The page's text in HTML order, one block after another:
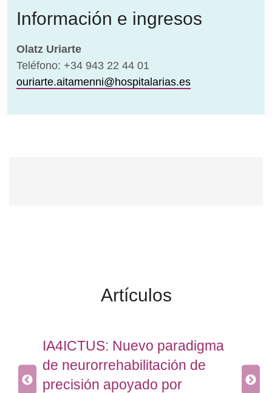
Información e ingresos
Olatz Uriarte
Teléfono: +34 943 22 44 01
ouriarte.aitamenni@hospitalarias.es
Artículos
IA4ICTUS: Nuevo paradigma
de neurorrehabilitación de
precisión apoyado por